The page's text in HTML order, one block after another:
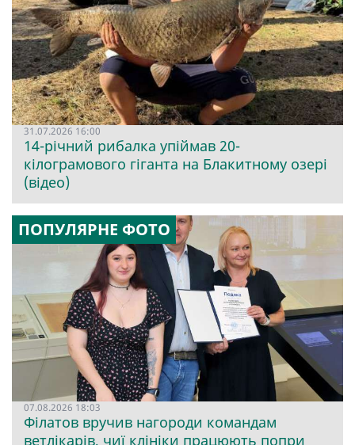
31.07.2026 16:00
14-річний рибалка упіймав 20-
кілограмового гіганта на Блакитному озері
(відео)
ПОПУЛЯРНЕ ФОТО
07.08.2026 18:03
Філатов вручив нагороди командам
ветлікарів, чиї клініки працюють попри